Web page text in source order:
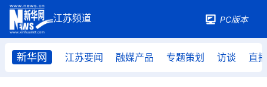
PC版本
新华网 江苏要闻 融媒产品 专题策划 访谈 直播